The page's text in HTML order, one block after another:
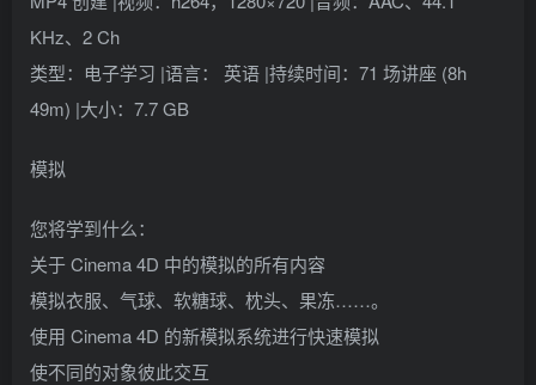
KHz、2 Ch
类型：电子学习 |语言： 英语 |持续时间：71 场讲座 (8h
49m) |大小：7.7 GB
模拟
您将学到什么：
关于 Cinema 4D 中的模拟的所有内容
模拟衣服、气球、软糖球、枕头、果冻……。
使用 Cinema 4D 的新模拟系统进行快速模拟
使不同的对象彼此交互